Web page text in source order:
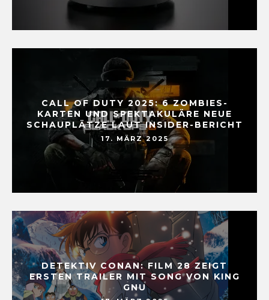
CALL OF DUTY 2025: 6 ZOMBIES-
KARTEN UND SPEKTAKULÄRE NEUE
SCHAUPLÄTZE LAUT INSIDER-BERICHT
17. MÄRZ 2025
DETEKTIV CONAN: FILM 28 ZEIGT
ERSTEN TRAILER MIT SONG VON KING
GNU